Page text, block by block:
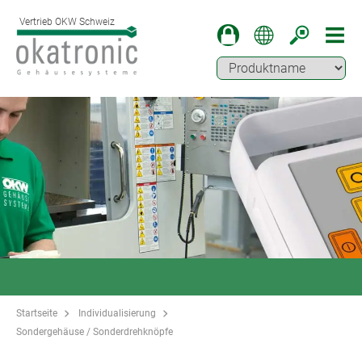
Vertrieb OKW Schweiz
Startseite
Individualisierung
Sondergehäuse / Sonderdrehknöpfe